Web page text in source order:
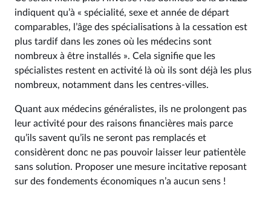
indiquent qu’à « spécialité, sexe et année de départ
comparables, l’âge des spécialisations à la cessation est
plus tardif dans les zones où les médecins sont
nombreux à être installés ». Cela signifie que les
spécialistes restent en activité là où ils sont déjà les plus
nombreux, notamment dans les centres-villes.
Quant aux médecins généralistes, ils ne prolongent pas
leur activité pour des raisons financières mais parce
qu’ils savent qu’ils ne seront pas remplacés et
considèrent donc ne pas pouvoir laisser leur patientèle
sans solution. Proposer une mesure incitative reposant
sur des fondements économiques n’a aucun sens !